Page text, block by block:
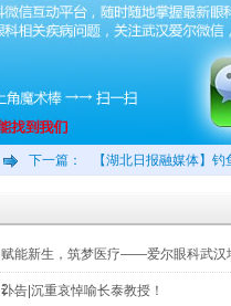
下一篇： 【湖北日报融媒体】
赋能新生，筑梦医疗——爱尔眼科武汉
2…
讣告|沉重哀悼喻长泰教授！